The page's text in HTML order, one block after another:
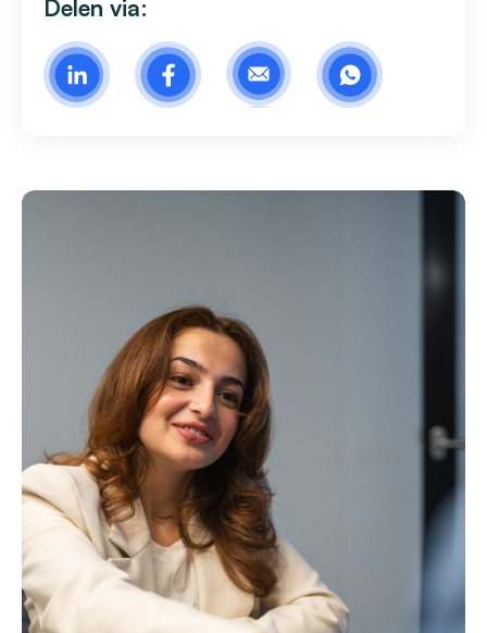
Delen via: